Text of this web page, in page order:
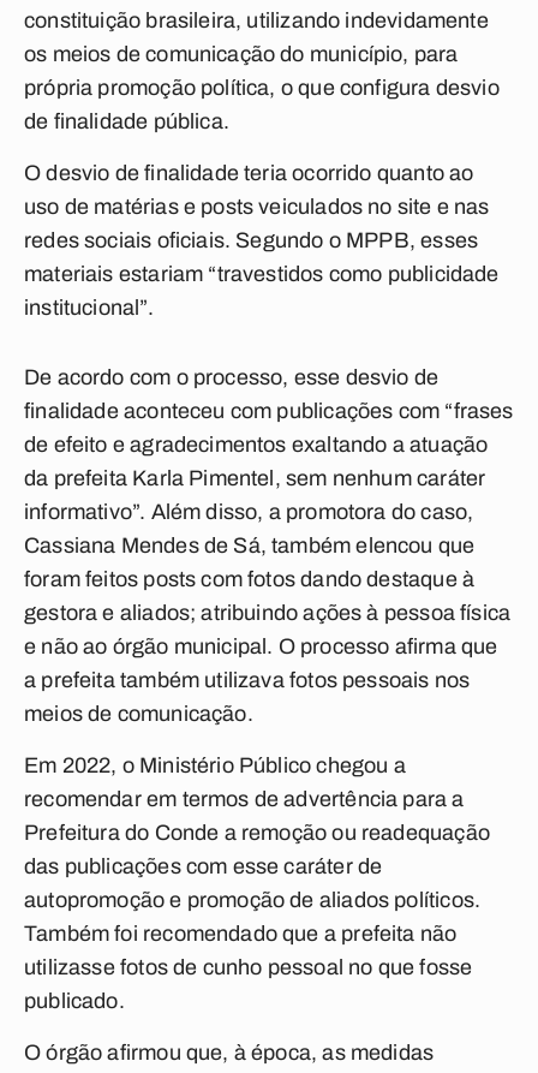
constituição brasileira, utilizando indevidamente
os meios de comunicação do município, para
própria promoção política, o que configura desvio
de finalidade pública.
O desvio de finalidade teria ocorrido quanto ao
uso de matérias e posts veiculados no site e nas
redes sociais oficiais. Segundo o MPPB, esses
materiais estariam “travestidos como publicidade
institucional”.
De acordo com o processo, esse desvio de
finalidade aconteceu com publicações com “frases
de efeito e agradecimentos exaltando a atuação
da prefeita Karla Pimentel, sem nenhum caráter
informativo”. Além disso, a promotora do caso,
Cassiana Mendes de Sá, também elencou que
foram feitos posts com fotos dando destaque à
gestora e aliados; atribuindo ações à pessoa física
e não ao órgão municipal. O processo afirma que
a prefeita também utilizava fotos pessoais nos
meios de comunicação.
Em 2022, o Ministério Público chegou a
recomendar em termos de advertência para a
Prefeitura do Conde a remoção ou readequação
das publicações com esse caráter de
autopromoção e promoção de aliados políticos.
Também foi recomendado que a prefeita não
utilizasse fotos de cunho pessoal no que fosse
publicado.
O órgão afirmou que, à época, as medidas